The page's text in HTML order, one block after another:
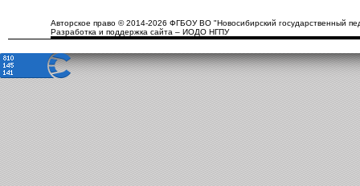
Авторское право © 2014-2026 ФГБОУ ВО "Новосибирский государственный
Разработка и поддержка сайта – ИОДО НГПУ